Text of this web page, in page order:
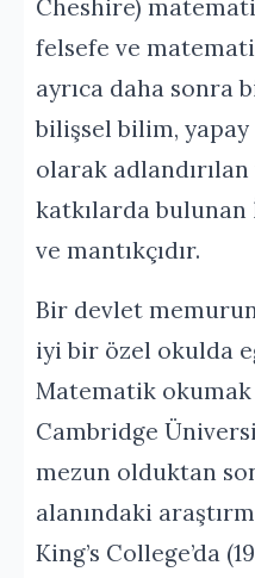
Cheshire)
felsefe ve
ayrıca daha sonra
bilişsel bilim, yapay
olarak
katkılarda
ve mantıkçıdır.
Bir devlet
iyi bir özel okulda
Matematik okumak
Cambridge
mezun olduktan
alanındaki
King’s College’da